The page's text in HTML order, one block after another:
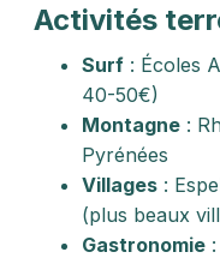
Activités
Surf : Écoles
40-50€)
Montagne :
Pyrénées
Villages :
(plus beaux
Gastronomie